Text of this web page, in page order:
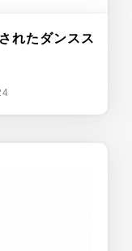
れたダンスス